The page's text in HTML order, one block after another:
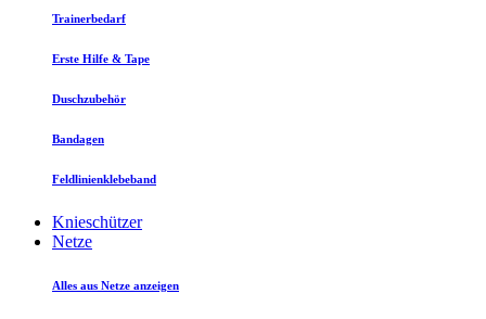
Trainerbedarf
Erste Hilfe & Tape
Duschzubehör
Bandagen
Feldlinienklebeband
Knieschützer
Netze
Alles aus Netze anzeigen